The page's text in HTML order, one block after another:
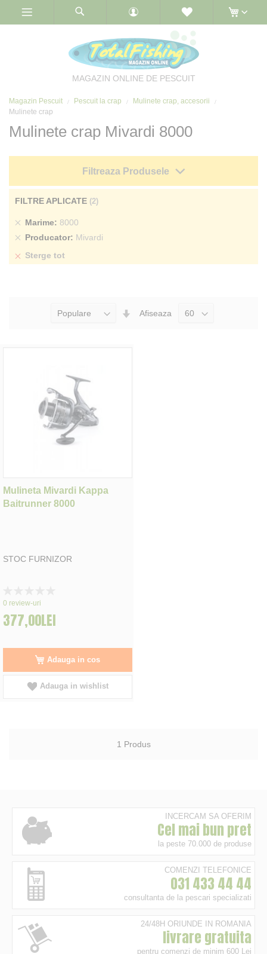
MAGAZIN ONLINE DE PESCUIT
Magazin Pescuit Pescuit la crap
Mulinete crap, accesorii
Mulinete crap
Mulinete crap Mivardi 8000
Seteaza
Afiseaza
Mulineta Mivardi Kappa
Baitrunner 8000
STOC FURNIZOR
0%
0 review-uri
377,00LEI
Adauga in cos
Adauga in wishlist
1 Produs
Filtreaza Produsele
FILTRE APLICATE
Marime 8000
Sterge
produs
Producator Mivardi
Sterge
Sterge tot
INCERCAM SA OFERIM
Cel mai bun pret
la peste 70.000 de produse
COMENZI TELEFONICE
031 433 44 44
consultanta de la pescari specializati
24/48H ORIUNDE IN ROMANIA
livrare gratuita
pentru comenzi de minim 600 Lei